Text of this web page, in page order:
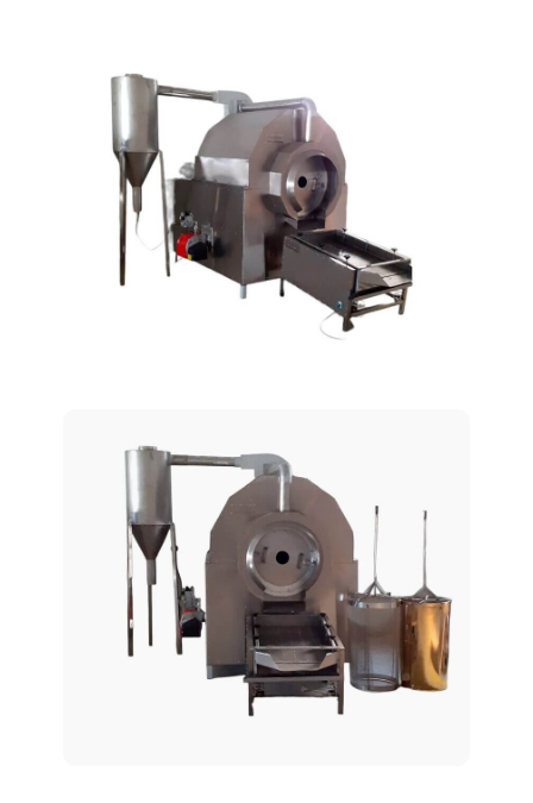
Dönerli Kavurma Fırınları
AT-105
Dönerli Kavurma Fırınları
AT-125